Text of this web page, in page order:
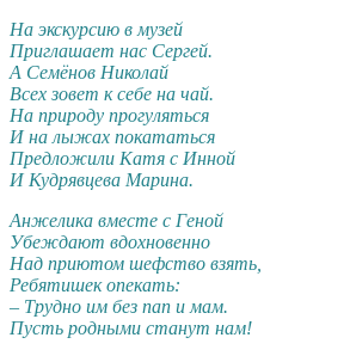
На экскурсию в музей
Приглашает нас Сергей.
А Семёнов Николай
Всех зовет к себе на чай.
На природу прогуляться
И на лыжах покататься
Предложили Катя с Инной
И Кудрявцева Марина.
Анжелика вместе с Геной
Убеждают вдохновенно
Над приютом шефство взять,
Ребятишек опекать:
– Трудно им без пап и мам.
Пусть родными станут нам!